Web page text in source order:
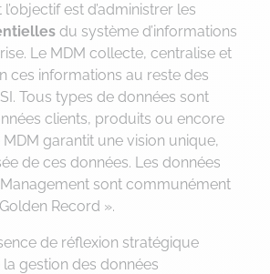
est d’administrer les
du système d’informations
Le MDM collecte, centralise et
ces informations au reste des
Tous types de données sont
clients, produits ou encore
garantit une vision unique,
de ces données. Les données
sont communément
Record ».
de réflexion stratégique
gestion des données